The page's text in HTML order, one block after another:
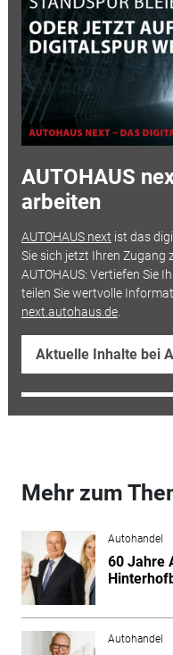
AUTOHAUS
arbeiten
AUTOHAUS next ist das
Sie sich jetzt Ihren Zugang
AUTOHAUS: Vertiefen Sie
teilen Sie wertvolle
next.autohaus.de.
Aktuelle Inhalte bei
Mehr zum
Autohandel
60 Jahre
Autohandel